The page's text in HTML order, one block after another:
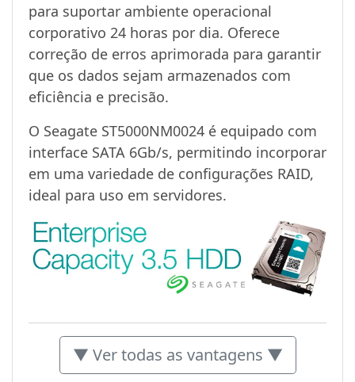
para suportar ambiente operacional
corporativo 24 horas por dia. Oferece
correção de erros aprimorada para garantir
que os dados sejam armazenados com
eficiência e precisão.
O Seagate ST5000NM0024 é equipado com
interface SATA 6Gb/s, permitindo incorporar
em uma variedade de configurações RAID,
ideal para uso em servidores.
▼ Ver todas as vantagens ▼